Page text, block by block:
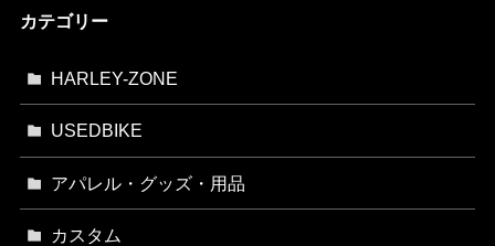
カテゴリー
HARLEY-ZONE
USEDBIKE
アパレル・グッズ・用品
カスタム